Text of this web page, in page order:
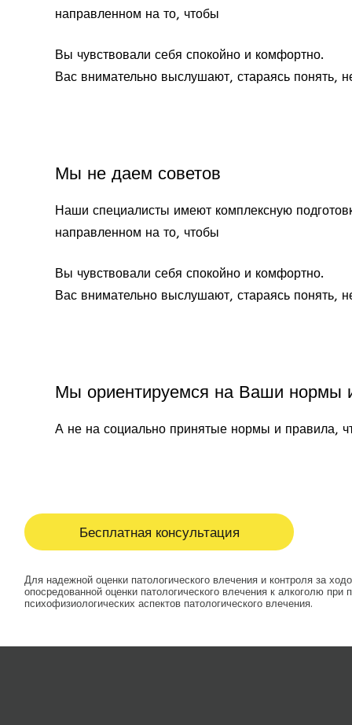
направленном на то, чтобы
Вы чувствовали себя спокойно и комфортно.
Вас внимательно выслушают, стараясь понять,
Мы не даем советов
Наши специалисты имеют комплексную
направленном на то, чтобы
Вы чувствовали себя спокойно и комфортно.
Вас внимательно выслушают, стараясь понять,
Мы ориентируемся на Ваши нормы
А не на социально принятые нормы и правила,
Бесплатная консультация
Для надежной оценки патологического влечения и контроля за
опосредованной оценки патологического влечения к алкоголю
психофизиологических аспектов патологического влечения.